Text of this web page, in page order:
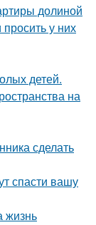
долиной
у них
детей.
на
сделать
спасти вашу
жизнь